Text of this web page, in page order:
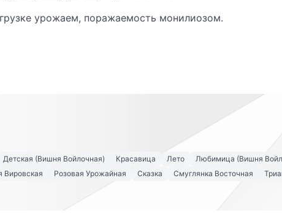
урожаем, поражаемость монилиозом.
Детская (Вишня Войлочная) Красавица Лето Любимица (Вишня
Вировская Розовая Урожайная Сказка Смуглянка Восточная